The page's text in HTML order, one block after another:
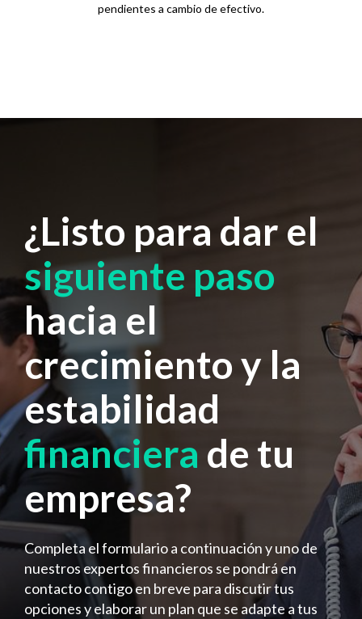
pendientes a cambio de efectivo.
¿Listo para dar el
siguiente paso
hacia el
crecimiento y la
estabilidad
financiera de tu
empresa?
Completa el formulario a continuación y uno de
nuestros expertos financieros se pondrá en
contacto contigo en breve para discutir tus
opciones y elaborar un plan que se adapte a tus